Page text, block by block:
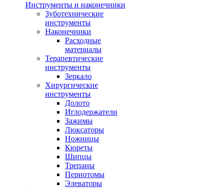
Инструменты и наконечники
Зуботехнические
инструменты
Наконечники
Расходные
материалы
Терапевтические
инструменты
Зеркало
Хирургические
инструменты
Долото
Иглодержатели
Зажимы
Люксаторы
Ножницы
Кюреты
Шипцы
Трепаны
Периотомы
Элеваторы